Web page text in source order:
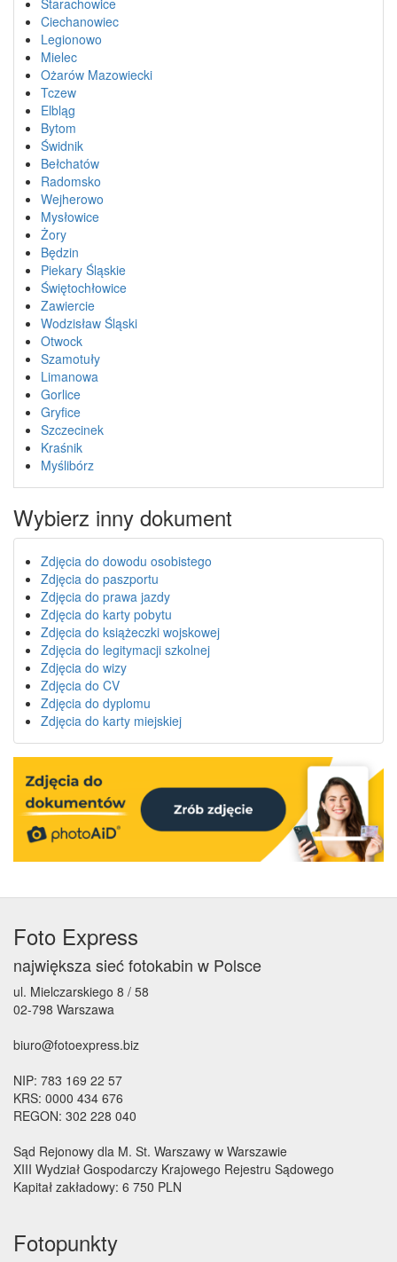
Ciechanowiec
Legionowo
Mielec
Ożarów Mazowiecki
Tczew
Elbląg
Bytom
Świdnik
Bełchatów
Radomsko
Wejherowo
Mysłowice
Żory
Będzin
Piekary Śląskie
Świętochłowice
Zawiercie
Wodzisław Śląski
Otwock
Szamotuły
Limanowa
Gorlice
Gryfice
Szczecinek
Kraśnik
Myślibórz
Wybierz inny dokument
Zdjęcia do dowodu osobistego
Zdjęcia do paszportu
Zdjęcia do prawa jazdy
Zdjęcia do karty pobytu
Zdjęcia do książeczki wojskowej
Zdjęcia do legitymacji szkolnej
Zdjęcia do wizy
Zdjęcia do CV
Zdjęcia do dyplomu
Zdjęcia do karty miejskiej
Foto Express
największa sieć fotokabin w Polsce
ul. Mielczarskiego 8 / 58
02-798 Warszawa
biuro@fotoexpress.biz
NIP: 783 169 22 57
KRS: 0000 434 676
REGON: 302 228 040
Sąd Rejonowy dla M. St. Warszawy w Warszawie
XIII Wydział Gospodarczy Krajowego Rejestru Sądowego
Kapitał zakładowy: 6 750 PLN
Fotopunkty